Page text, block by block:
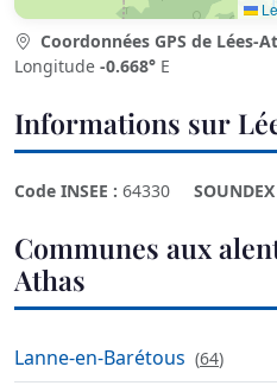
Coordonnées GPS de Lées-
Longitude -0.668° E
Informations sur
Code INSEE : 64330
Communes aux
Athas
Lanne-en-Barétous (64)